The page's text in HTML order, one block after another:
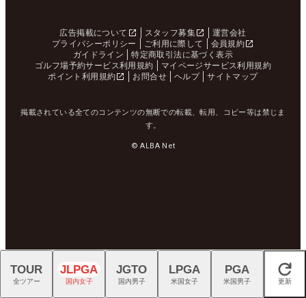
広告掲載について スタッフ募集
運営会社
プライバシーポリシー
ご利用に際して
会員規約
ガイドライン
特定商取引法に基づく表示
ゴルフ場予約サービス利用規約
マイページサービス利用規約
ポイント利用規約
お問合せ ヘルプ サイトマップ
掲載されている全てのコンテンツの無断での転載、転用、コピー等は禁じま
す。
© ALBA Net
閉じる
TOUR
全ツアー
JLPGA
国内女子
JGTO
国内男子
LPGA
米国女子
PGA
米国男子 更新